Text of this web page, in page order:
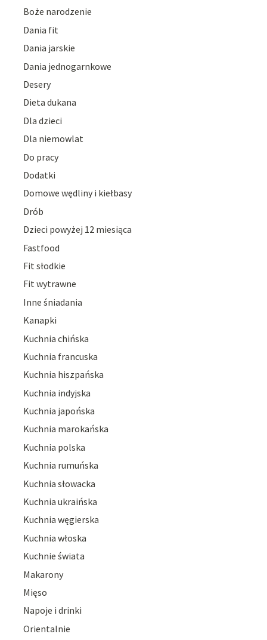
Boże narodzenie
Dania fit
Dania jarskie
Dania jednogarnkowe
Desery
Dieta dukana
Dla dzieci
Dla niemowlat
Do pracy
Dodatki
Domowe wędliny i kiełbasy
Drób
Dzieci powyżej 12 miesiąca
Fastfood
Fit słodkie
Fit wytrawne
Inne śniadania
Kanapki
Kuchnia chińska
Kuchnia francuska
Kuchnia hiszpańska
Kuchnia indyjska
Kuchnia japońska
Kuchnia marokańska
Kuchnia polska
Kuchnia rumuńska
Kuchnia słowacka
Kuchnia ukraińska
Kuchnia węgierska
Kuchnia włoska
Kuchnie świata
Makarony
Mięso
Napoje i drinki
Orientalnie